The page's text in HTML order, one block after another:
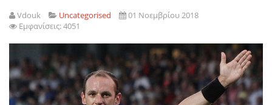
Vdouk Uncategorised
01 Νοεμβρίου 2018
Εμφανίσεις: 4051